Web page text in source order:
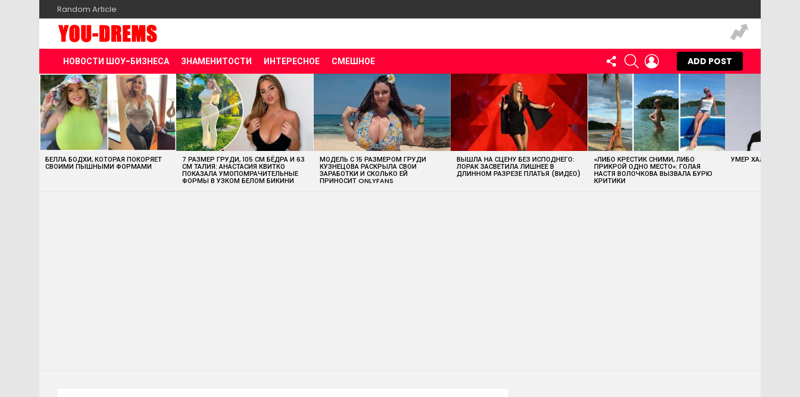
Random Article
НОВОСТИ ШОУ-БИЗНЕСА ЗНАМЕНИТОСТИ ИНТЕРЕСНОЕ СМЕШНОЕ
FOLLOW
US
SEARCHLOGIN
ADD POST
MOST
VIEWED
STORIES
БЕЛЛА БОДХИ, КОТОРАЯ ПОКОРЯЕТ
СВОИМИ ПЫШНЫМИ ФОРМАМИ
7 РАЗМЕР ГРУДИ, 105 СМ БЁДРА И 63
СМ ТАЛИЯ: АНАСТАСИЯ КВИТКО
ПОКАЗАЛА УМОПОМРАЧИТЕЛЬНЫЕ
ФОРМЫ В УЗКОМ БЕЛОМ БИКИНИ
МОДЕЛЬ С 15 РАЗМЕРОМ ГРУДИ
КУЗНЕЦОВА РАСКРЫЛА СВОИ
ЗАРАБОТКИ И СКОЛЬКО ЕЙ
ПРИНОСИТ ONLYFANS
ВЫШЛА НА СЦЕНУ БЕЗ ИСПОДНЕГО:
ЛОРАК ЗАСВЕТИЛА ЛИШНЕЕ В
ДЛИННОМ РАЗРЕЗЕ ПЛАТЬЯ (ВИДЕО)
«ЛИБО КРЕСТИК СНИМИ, ЛИБО
ПРИКРОЙ ОДНО МЕСТО»: ГОЛАЯ
НАСТЯ ВОЛОЧКОВА ВЫЗВАЛА БУРЮ
КРИТИКИ
УМЕР ХАЛК ХОГАН